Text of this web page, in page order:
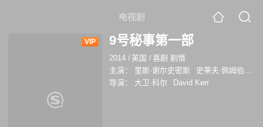
电视剧
VIP 9号秘事第一部
2014 / 英国 /喜剧 剧情
主演：
里斯·谢尔史密斯 史蒂夫·佩姆伯顿
导演：
大卫·科尔 David Kerr